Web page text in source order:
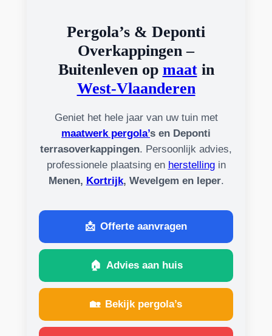
Pergola’s & Deponti
Overkappingen –
Buitenleven op maatin
West-Vlaanderen
Geniet het hele jaar van uw tuin met
maatwerk pergola’s en Deponti
terrasoverkappingen. Persoonlijk advies,
professionele plaatsing en herstellingin
Menen, Kortrijk, Wevelgem en Ieper.
📩 Offerte aanvragen
🏠 Advies aan huis
🏡 Bekijk pergola’s